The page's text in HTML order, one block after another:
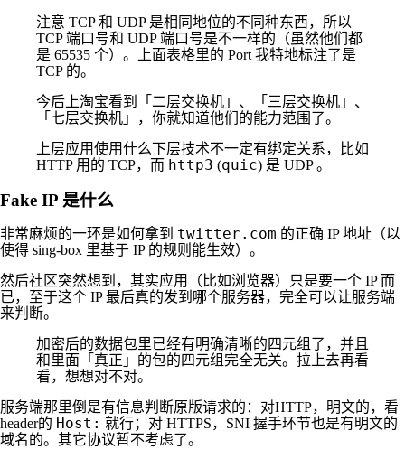
注意 TCP 和 UDP 是相同地位的不同种东西，所以
TCP 端口号和 UDP 端口号是不一样的（虽然他们都
是 65535 个）。上面表格里的 Port 我特地标注了是
TCP 的。
今后上淘宝看到「二层交换机」、「三层交换机」、
「七层交换机」，你就知道他们的能力范围了。
上层应用使用什么下层技术不一定有绑定关系，比如
HTTP 用的 TCP，而 http3 (quic) 是 UDP 。
Fake IP 是什么
非常麻烦的一环是如何拿到 twitter.com 的正确 IP 地址（以
使得 sing-box 里基于 IP 的规则能生效）。
然后社区突然想到，其实应用（比如浏览器）只是要一个 IP 而
已，至于这个 IP 最后真的发到哪个服务器，完全可以让服务端
来判断。
加密后的数据包里已经有明确清晰的四元组了，并且
和里面「真正」的包的四元组完全无关。拉上去再看
看，想想对不对。
服务端那里倒是有信息判断原版请求的：对HTTP，明文的，看
header的 Host: 就行；对 HTTPS，SNI 握手环节也是有明文的
域名的。其它协议暂不考虑了。